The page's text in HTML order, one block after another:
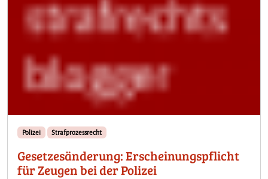
Polizei Strafprozessrecht
Gesetzesänderung: Erscheinungspflicht
für Zeugen bei der Polizei